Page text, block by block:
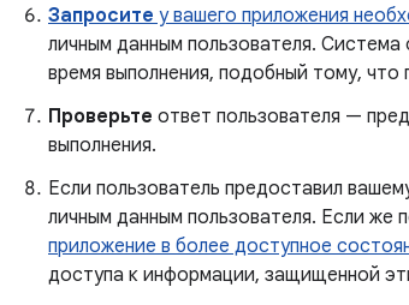
Запросите у вашего приложения
личным данным пользователя.
время выполнения, подобный тому, что
Проверьте ответ пользователя —
выполнения.
Если пользователь предоставил
личным данным пользователя. Если же
приложение в более доступное
доступа к информации, защищенной